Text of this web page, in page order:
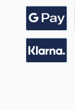
Vorkasse
Google Pay